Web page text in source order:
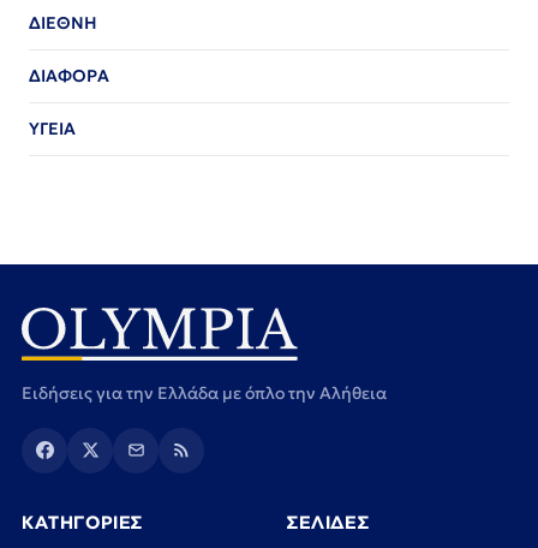
ΔΙΕΘΝΗ
ΔΙΑΦΟΡΑ
ΥΓΕΙΑ
Ειδήσεις για την Ελλάδα με όπλο την Αλήθεια
ΚΑΤΗΓΟΡΙΕΣ ΣΕΛΙΔΕΣ